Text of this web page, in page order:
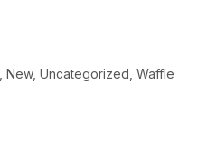
New Uncategorized Waffle